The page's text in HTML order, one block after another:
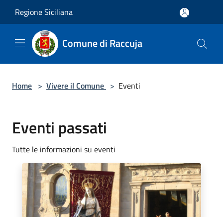
Regione Siciliana
Comune di Raccuja
Home > Vivere il Comune > Eventi
Eventi passati
Tutte le informazioni su eventi